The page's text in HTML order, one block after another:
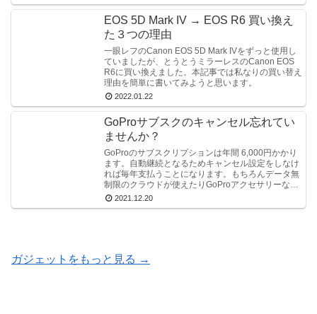
EOS 5D Mark IV → EOS R6 買い換え
た３つの理由
一眼レフのCanon EOS 5D Mark IVをずっと使用し
ていましたが、とうとうミラーレスのCanon EOS
R6に買い換えました。本記事では私なりの買い替え
理由を簡単に書いてみようと思います。
2022.01.22
GoProサブスクのキャンセル忘れてい
ませんか？
GoProのサブスクリプションは年間 6,000円かかり
ます。自動継続となるためキャンセル設定をしなけ
れば毎年支払うことになります。もちろんデータ無
制限のクラウドが使えたりGoProアクセサリーなど
が割引価格で買える特典はありますけど。
2021.12.20
ガジェットをもっと見る →